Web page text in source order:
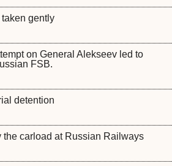
gently
on General Alekseev led to
FSB.
detention
the carload at Russian Railways